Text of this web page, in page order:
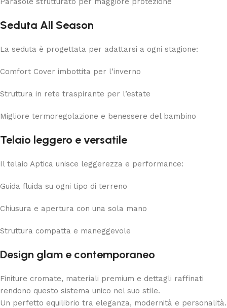
Seduta All Season
La seduta è progettata per adattarsi a ogni stagione:
Comfort Cover imbottita per l’inverno
Struttura in rete traspirante per l’estate
Migliore termoregolazione e benessere del bambino
Telaio leggero e versatile
Il telaio Aptica unisce leggerezza e performance:
Guida fluida su ogni tipo di terreno
Chiusura e apertura con una sola mano
Struttura compatta e maneggevole
Design glam e contemporaneo
Finiture cromate, materiali premium e dettagli raffinati
rendono questo sistema unico nel suo stile.
Un perfetto equilibrio tra eleganza, modernità e personalità.